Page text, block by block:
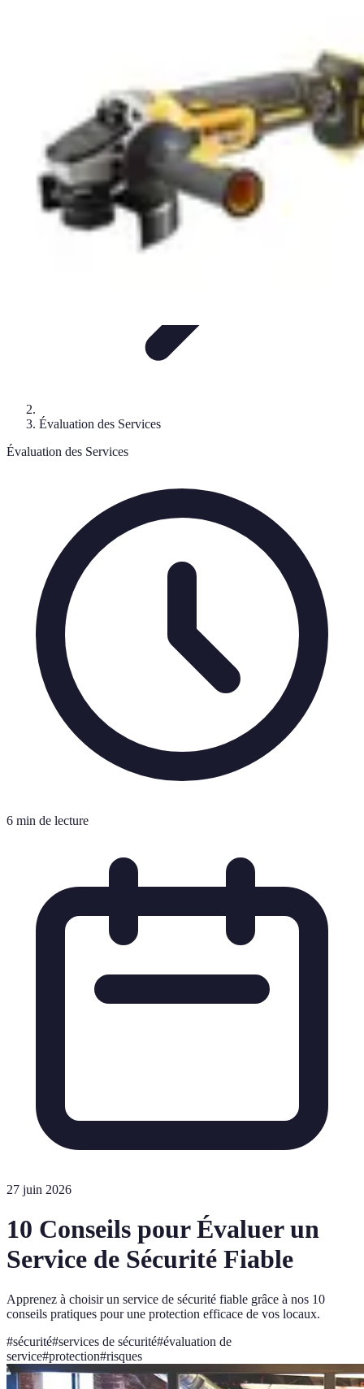
Services Sécurité
Évaluation des Services
Évaluation des Services
6 min de lecture
27 juin 2026
10 Conseils pour Évaluer un
Service de Sécurité Fiable
Apprenez à choisir un service de sécurité fiable grâce à nos 10
conseils pratiques pour une protection efficace de vos locaux.
#sécurité#services de sécurité#évaluation de
service#protection#risques